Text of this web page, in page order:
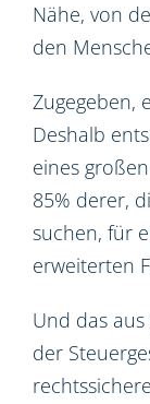
Nähe, von
den
Zugegeben,
Deshalb
eines
85% derer,
suchen, für
erweiterten
Und das
der